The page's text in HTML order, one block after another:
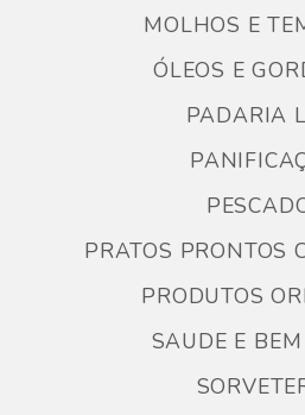
MOLHOS E
ÓLEOS E
PADARIA
PRATOS PRONTOS
PRODUTOS
SAUDE E